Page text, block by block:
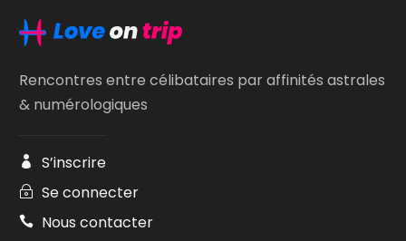
Rencontres entre célibataires par affinités astrales
& numérologiques
S’inscrire
Se connecter
Nous contacter